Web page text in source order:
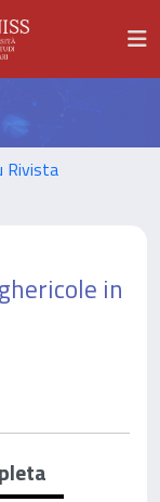
Rivista
in